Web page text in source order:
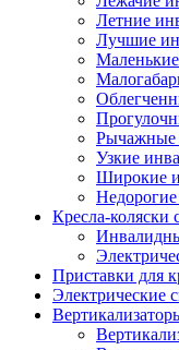
Летние
Лучшие
Рычажные
Узкие
Широкие
Кресла-коляски
Приставки для
Электрические